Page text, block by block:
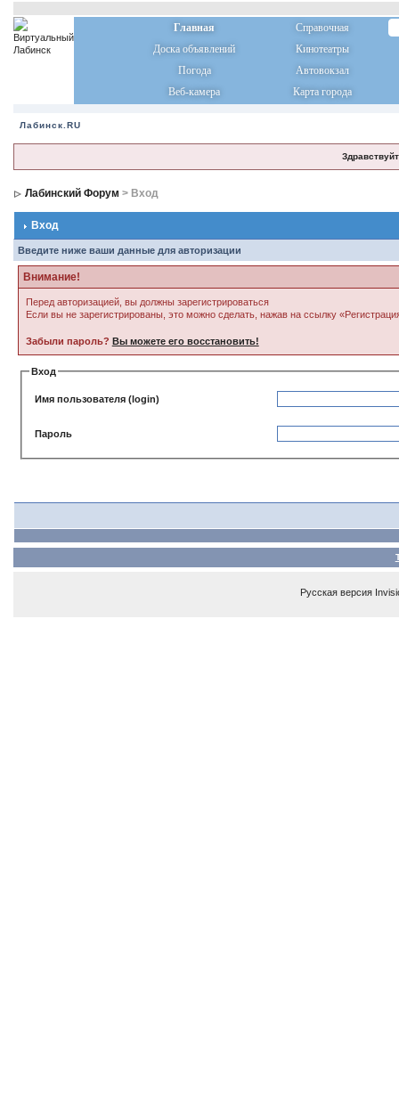
Главная
Справочная
Доска объявлений
Кинотеатры
Погода
Автовокзал
Веб-камера
Карта города
Лабинск.RU
Лабинский Форум > Вход
Вход
Введите ниже ваши данные для авторизации
Внимание!
Перед авторизацией, вы должны зарегистрироваться
Если вы не зарегистрированы, это можно сделать, нажав на ссылку
Забыли пароль? Вы можете его восстановить!
Вход
Имя пользователя (login)
Пароль
Русская версия